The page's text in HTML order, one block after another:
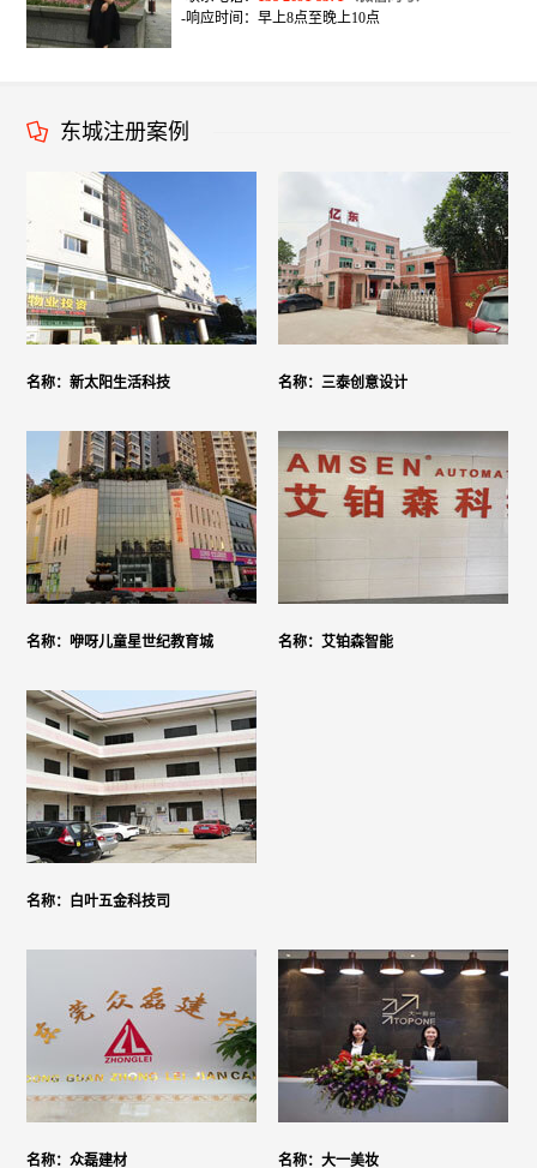
-响应时间：早上8点至晚上10点
东城注册案例
名称：新太阳生活科技 名称：三泰创意设计
名称：咿呀儿童星世纪教育城 名称：艾铂森智能
名称：白叶五金科技司
名称：众磊建材 名称：大一美妆